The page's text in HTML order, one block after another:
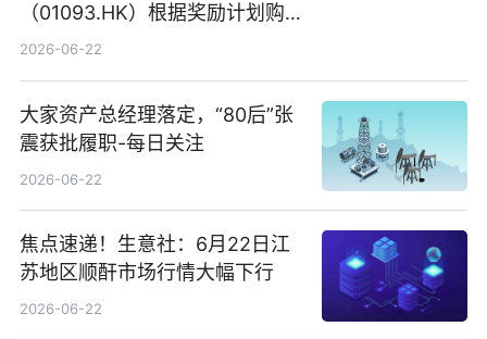
（01093.HK）根据奖励计划购
回580万股
2026-06-22
大家资产总经理落定，“80后”张
震获批履职-每日关注
2026-06-22
焦点速递！生意社：6月22日江
苏地区顺酐市场行情大幅下行
2026-06-22